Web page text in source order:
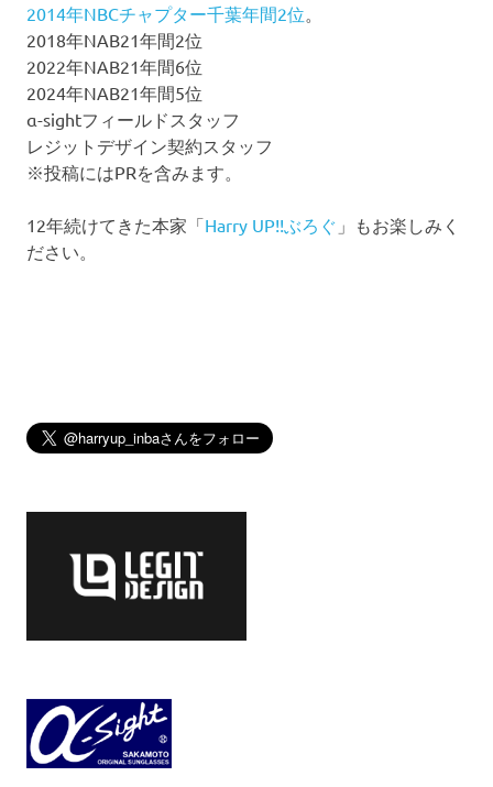
2014年NBCチャプター千葉年間2位。
2018年NAB21年間2位
2022年NAB21年間6位
2024年NAB21年間5位
α-sightフィールドスタッフ
レジットデザイン契約スタッフ
※投稿にはPRを含みます。
12年続けてきた本家「Harry UP!!ぶろぐ 」もお楽しみく
ださい。